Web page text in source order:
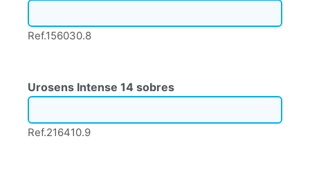
Ref.156030.8
Urosens Intense 14 sobres
Ref.216410.9